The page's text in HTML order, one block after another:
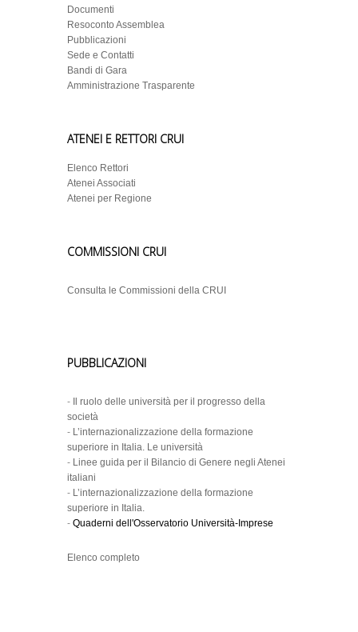
Documenti
Resoconto Assemblea
Pubblicazioni
Sede e Contatti
Bandi di Gara
Amministrazione Trasparente
ATENEI E RETTORI CRUI
Elenco Rettori
Atenei Associati
Atenei per Regione
COMMISSIONI CRUI
Consulta le Commissioni della CRUI
PUBBLICAZIONI
-
Il ruolo delle università per il progresso della
società
- L’internazionalizzazione della formazione
superiore in Italia. Le università
- Linee guida per il Bilancio di Genere negli Atenei
italiani
- L’internazionalizzazione della formazione
superiore in Italia.
- Quaderni dell'Osservatorio Università-Imprese
Elenco completo